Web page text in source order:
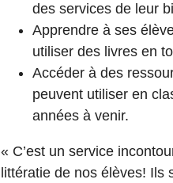
des services de leur
Apprendre à ses
utiliser des livres en
Accéder à des
peuvent utiliser en
années à venir.
« C’est un service
littératie de nos élèves! Ils